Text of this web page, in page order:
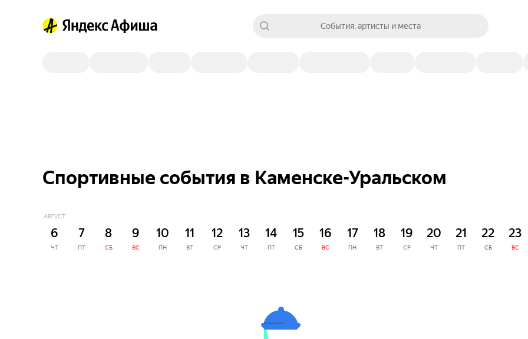
События, артисты и места
Спортивные события в Каменске-Уральском
АВГУСТ
6
ЧТ
7
ПТ
8
СБ
9
ВС
10
ПН
11
ВТ
12
СР
13
ЧТ
14
ПТ
15
СБ
16
ВС
17
ПН
18
ВТ
19
СР
20
ЧТ
21
ПТ
22
СБ
23
ВС